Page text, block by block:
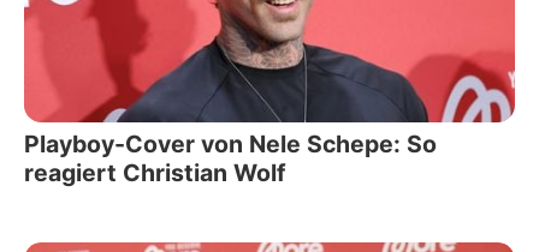
Playboy-Cover von Nele Schepe: So
reagiert Christian Wolf